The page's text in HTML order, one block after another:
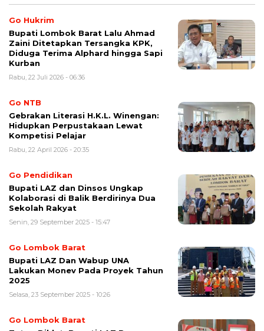
Go Hukrim
Bupati Lombok Barat Lalu Ahmad
Zaini Ditetapkan Tersangka KPK,
Diduga Terima Alphard hingga Sapi
Kurban
Rabu, 22 Juli 2026 - 06:36
Go NTB
Gebrakan Literasi H.K.L. Winengan:
Hidupkan Perpustakaan Lewat
Kompetisi Pelajar
Rabu, 22 April 2026 - 20:35
Go Pendidikan
Bupati LAZ dan Dinsos Ungkap
Kolaborasi di Balik Berdirinya Dua
Sekolah Rakyat
Senin, 29 September 2025 - 15:47
Go Lombok Barat
Bupati LAZ Dan Wabup UNA
Lakukan Monev Pada Proyek Tahun
2025
Selasa, 23 September 2025 - 10:26
Go Lombok Barat